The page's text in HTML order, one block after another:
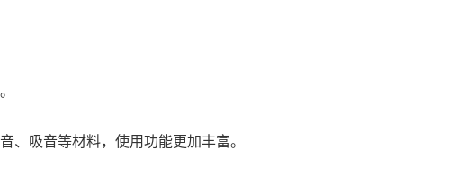
吸音等材料，使用功能更加丰富。